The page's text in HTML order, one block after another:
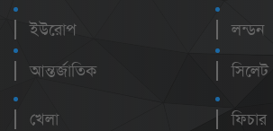
ইউরোপ
আন্তর্জাতিক
লন্ডন
সিলেট
খেলা
ফিচার